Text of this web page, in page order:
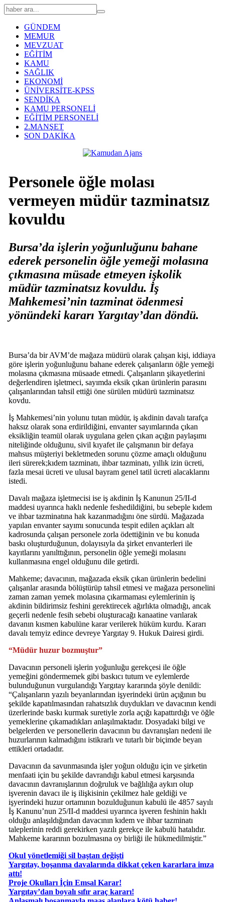
GÜNDEM
MEMUR
MEVZUAT
EĞİTİM
KAMU
SAĞLIK
EKONOMİ
ÜNİVERSİTE-KPSS
SENDİKA
KAMU PERSONELİ
EĞİTİM PERSONELİ
2.MANŞET
SON DAKİKA
Personele öğle molası
vermeyen müdür tazminatsız
kovuldu
Bursa’da işlerin yoğunluğunu bahane
ederek personelin öğle yemeği molasına
çıkmasına müsade etmeyen işkolik
müdür tazminatsız kovuldu. İş
Mahkemesi’nin tazminat ödenmesi
yönündeki kararı Yargıtay’dan döndü.
Bursa’da bir AVM’de mağaza müdürü olarak çalışan kişi, iddiaya
göre işlerin yoğunluğunu bahane ederek çalışanların öğle yemeği
molasına çıkmasına müsaade etmedi. Çalışanların şikayetlerini
değerlendiren işletmeci, sayımda eksik çıkan ürünlerin parasını
çalışanlarından tahsil ettiği öne sürülen müdürü tazminatsız
kovdu.
İş Mahkemesi’nin yolunu tutan müdür, iş akdinin davalı tarafça
haksız olarak sona erdirildiğini, envanter sayımlarında çıkan
eksikliğin teamül olarak uygulana gelen çıkan açığın paylaşımı
niteliğinde olduğunu, sivil kıyafet ile çalışmanın bir defaya
mahsus müşteriyi bekletmeden sorunu çözme amaçlı olduğunu
ileri sürerek;kıdem tazminatı, ihbar tazminatı, yıllık izin ücreti,
fazla mesai ücreti ve ulusal bayram genel tatil ücreti alacaklarını
istedi.
Davalı mağaza işletmecisi ise iş akdinin İş Kanunun 25/II-d
maddesi uyarınca haklı nedenle feshedildiğini, bu sebeple kıdem
ve ihbar tazminatına hak kazanmadığını öne sürdü. Mağazada
yapılan envanter sayımı sonucunda tespit edilen açıkları alt
kadrosunda çalışan personele zorla ödettiğinin ve bu konuda
baskı oluşturduğunun, dolayısıyla da şirket envanterleri ile
kayıtlarını yanılttığının, personelin öğle yemeği molasını
kullanmasına engel olduğunu dile getirdi.
Mahkeme; davacının, mağazada eksik çıkan ürünlerin bedelini
çalışanlar arasında bölüştürüp tahsil etmesi ve mağaza personelini
zaman zaman yemek molasına çıkarmaması eylemlerinin iş
akdinin bildirimsiz feshini gerektirecek ağırlıkta olmadığı, ancak
geçerli nedenle fesih sebebi oluşturacağı kanaatine varılarak
davanın kısmen kabulüne karar verilerek hüküm kurdu. Kararı
davalı temyiz edince devreye Yargıtay 9. Hukuk Dairesi girdi.
“Müdür huzur bozmuştur”
Davacının personeli işlerin yoğunluğu gerekçesi ile öğle
yemeğini göndermemek gibi baskıcı tutum ve eylemlerde
bulunduğunun vurgulandığı Yargıtay kararında şöyle denildi:
“Çalışanların yazılı beyanlarından işyerindeki ürün açığının bu
şekilde kapatılmasından rahatsızlık duydukları ve davacının kendi
üzerlerinde baskı kurmak suretiyle zorla açığı kapattırdığı ve öğle
yemeklerine çıkamadıkları anlaşılmaktadır. Dosyadaki bilgi ve
belgelerden ve personellerin davacının bu davranışları nedeni ile
huzurlarının kalmadığını istikrarlı ve tutarlı bir biçimde beyan
ettikleri ortadadır.
Davacının da savunmasında işler yoğun olduğu için ve şirketin
menfaati için bu şekilde davrandığı kabul etmesi karşısında
davacının davranışlarının doğruluk ve bağlılığa aykırı olup
işverenin davacı ile iş ilişkisinin çekilmez hale geldiği ve
işyerindeki huzur ortamının bozulduğunun kabulü ile 4857 sayılı
İş Kanunu’nun 25/II-d maddesi uyarınca işveren feshinin haklı
olduğu anlaşıldığından davacının kıdem ve ihbar tazminatı
taleplerinin reddi gerekirken yazılı gerekçe ile kabulü hatalıdır.
Mahkeme kararının bozulmasına oy birliği ile hükmedilmiştir.”
Okul yönetlemiği sil baştan değişti
Yargıtay, boşanma davalarında dikkat çeken kararlara imza
attı!
Proje Okulları İçin Emsal Karar!
Yargıtay’dan boyalı sıfır araç kararı!